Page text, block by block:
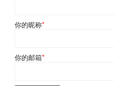
你的昵称*
你的邮箱*